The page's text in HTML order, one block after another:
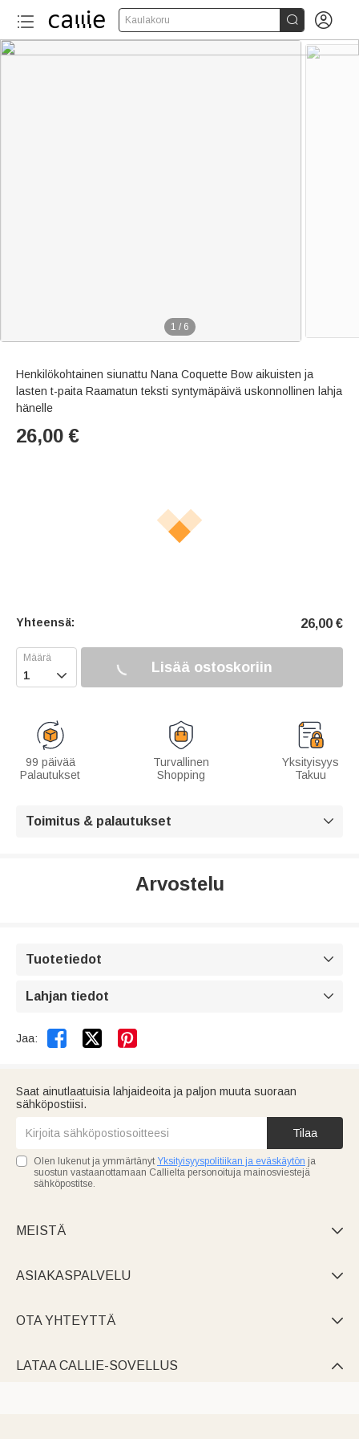
Kaulakoru  
1 / 6
Henkilökohtainen siunattu Nana Coquette Bow aikuisten ja
lasten t-paita Raamatun teksti syntymäpäivä uskonnollinen lahja
hänelle
26,00 €
Yhteensä: 26,00 €
 Lisää ostoskoriin
99 päivää
Palautukset
Turvallinen
Shopping
Yksityisyys
Takuu
Toimitus & palautukset 
Arvostelu
Tuotetiedot 
Lahjan tiedot 
Jaa:  
Saat ainutlaatuisia lahjaideoita ja paljon muuta suoraan
sähköpostiisi.
Tilaa
Olen lukenut ja ymmärtänyt Yksityisyyspolitiikan ja eväskäytön ja
suostun vastaanottamaan Callielta personoituja mainosviestejä
sähköpostitse.
MEISTÄ 
ASIAKASPALVELU 
OTA YHTEYTTÄ 
LATAA CALLIE-SOVELLUS 